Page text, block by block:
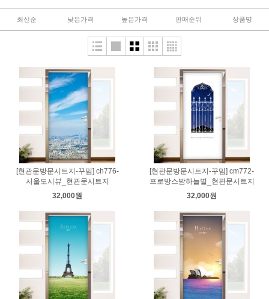
최신순 낮은가격 높은가격 판매순위 상품명
[현관문방문시트지-꾸밈] ch776-
서울도시뷰_현관문시트지
32,000원
[현관문방문시트지-꾸밈] cm772-
프로방스밤하늘별_현관문시트지
32,000원